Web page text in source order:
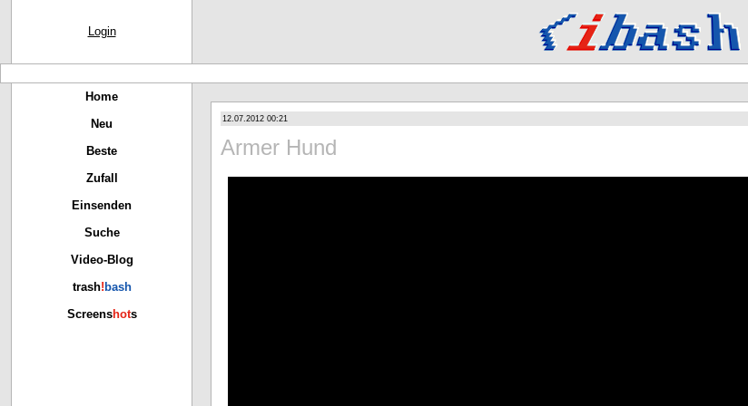
Login
Home
Neu
Beste
Zufall
Einsenden
Suche
Video-Blog
trash! bash
Screenshots
12.07.2012 00:21
Armer Hund